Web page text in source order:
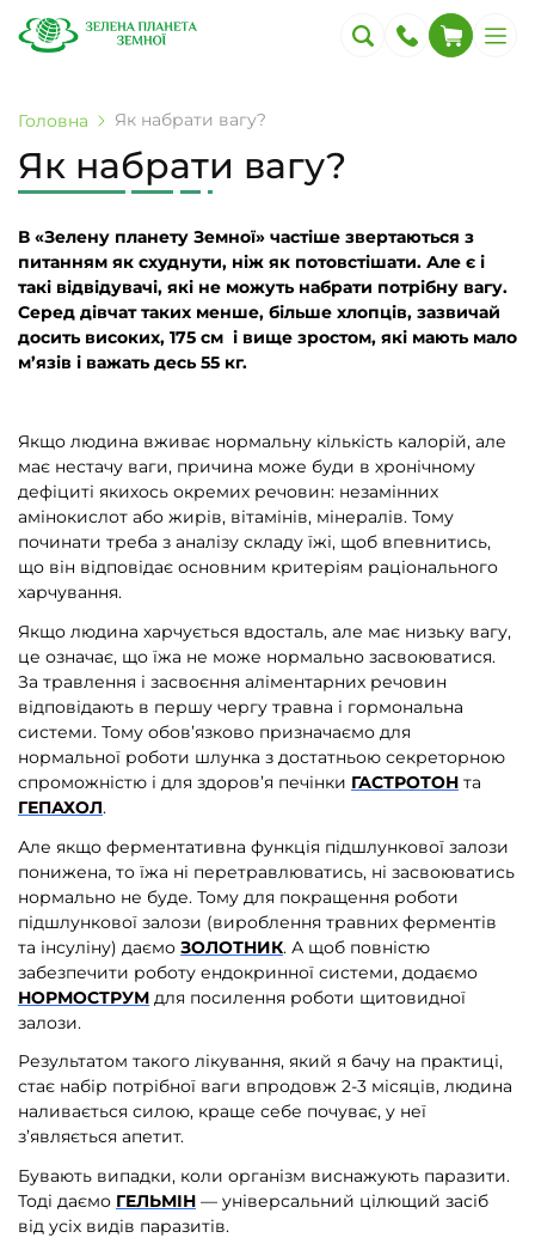
Головна Як набрати вагу?
Як набрати вагу?
В «Зелену планету Земної» частіше звертаються з
питанням як схуднути, ніж як потовстішати. Але є і
такі відвідувачі, які не можуть набрати потрібну вагу.
Серед дівчат таких менше, більше хлопців, зазвичай
досить високих, 175 см і вище зростом, які мають мало
м’язів і важать десь 55 кг.
Якщо людина вживає нормальну кількість калорій, але
має нестачу ваги, причина може буди в хронічному
дефіциті якихось окремих речовин: незамінних
амінокислот або жирів, вітамінів, мінералів. Тому
починати треба з аналізу складу їжі, щоб впевнитись,
що він відповідає основним критеріям раціонального
харчування.
Якщо людина харчується вдосталь, але має низьку вагу,
це означає, що їжа не може нормально засвоюватися.
За травлення і засвоєння аліментарних речовин
відповідають в першу чергу травна і гормональна
системи. Тому обов’язково призначаємо для
нормальної роботи шлунка з достатньою секреторною
спроможністю і для здоров’я печінки ГАСТРОТОН та
ГЕПАХОЛ.
Але якщо ферментативна функція підшлункової залози
понижена, то їжа ні перетравлюватись, ні засвоюватись
нормально не буде. Тому для покращення роботи
підшлункової залози (вироблення травних ферментів
та інсуліну) даємо ЗОЛОТНИК. А щоб повністю
забезпечити роботу ендокринної системи, додаємо
НОРМОСТРУМ для посилення роботи щитовидної
залози.
Результатом такого лікування, який я бачу на практиці,
стає набір потрібної ваги впродовж 2-3 місяців, людина
наливається силою, краще себе почуває, у неї
з’являється апетит.
Бувають випадки, коли організм виснажують паразити.
Тоді даємо ГЕЛЬМІН — універсальний цілющий засіб
від усіх видів паразитів.